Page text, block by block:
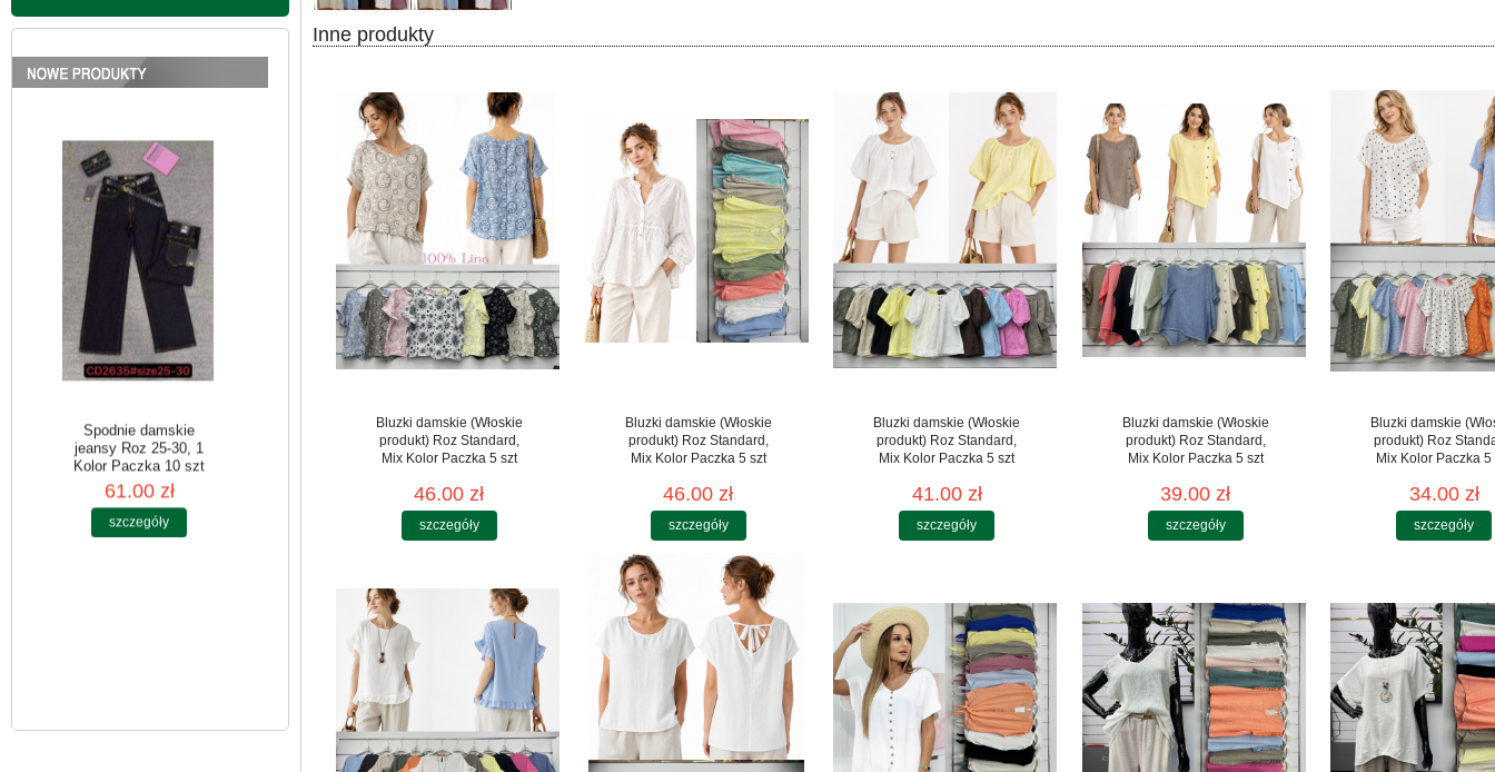
Spodnie damskie
jeansy Roz 25-30, 1
Kolor Paczka 10 szt
szczegóły
Spodnie damskie
jeansy Roz 25-30, 1
Kolor Paczka 10 szt
Inne produkty
Bluzki damskie (Włoskie
produkt) Roz Standard,
Mix Kolor Paczka 5 szt
46.00 zł
szczegóły
Bluzki damskie (Włoskie
produkt) Roz Standard,
Mix Kolor Paczka 5 szt
46.00 zł
szczegóły
Bluzki damskie (Włoskie
produkt) Roz Standard,
Mix Kolor Paczka 5 szt
41.00 zł
szczegóły
Bluzki damskie (Włoskie
produkt) Roz Standard,
Mix Kolor Paczka 5 szt
39.00 zł
szczegóły
Bluzki damskie
produkt) Roz
Mix Kolor Paczka 5
34.00 zł
szczegóły